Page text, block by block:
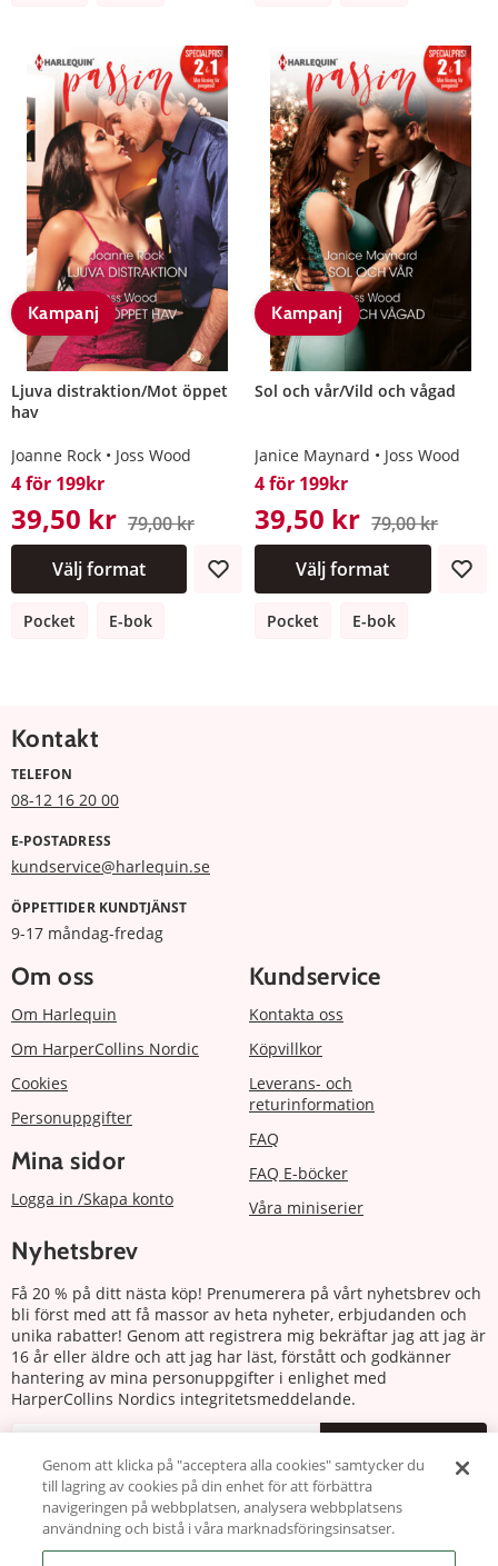
Kampanj
Ljuva distraktion/Mot öppet
hav
Joanne Rock Joss Wood
4 för 199kr
39,50 kr 79,00 kr
Välj format
Pocket E-bok
Kampanj
Sol och vår/Vild och vågad
Janice Maynard Joss Wood
4 för 199kr
39,50 kr 79,00 kr
Välj format
Pocket E-bok
Kontakt
TELEFON
08-12 16 20 00
E-POSTADRESS
kundservice@harlequin.se
ÖPPETTIDER KUNDTJÄNST
9-17 måndag-fredag
Om oss
Om Harlequin
Om HarperCollins Nordic
Cookies
Personuppgifter
Mina sidor
Logga in /Skapa konto
Kundservice
Kontakta oss
Köpvillkor
Leverans- och
returinformation
FAQ
FAQ E-böcker
Våra miniserier
Nyhetsbrev
Få 20 % på ditt nästa köp! Prenumerera på vårt nyhetsbrev och
bli först med att få massor av heta nyheter, erbjudanden och
unika rabatter! Genom att registrera mig bekräftar jag att jag är
16 år eller äldre och att jag har läst, förstått och godkänner
hantering av mina personuppgifter i enlighet med
HarperCollins Nordics integritetsmeddelande.
Följ oss
Genom att klicka på "acceptera alla cookies" samtycker du
till lagring av cookies på din enhet för att förbättra
navigeringen på webbplatsen, analysera webbplatsens
användning och bistå i våra marknadsföringsinsatser.